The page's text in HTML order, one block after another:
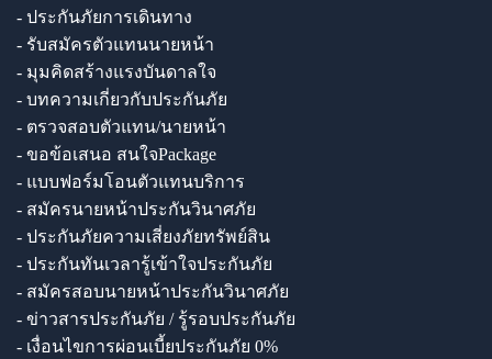
- ประกันภัยการเดินทาง
- รับสมัครตัวแทนนายหน้า
- มุมคิดสร้างแรงบันดาลใจ
- บทความเกี่ยวกับประกันภัย
- ตรวจสอบตัวแทน/นายหน้า
- ขอข้อเสนอ สนใจPackage
- แบบฟอร์มโอนตัวแทนบริการ
- สมัครนายหน้าประกันวินาศภัย
- ประกันภัยความเสี่ยงภัยทรัพย์สิน
- ประกันทันเวลารู้เข้าใจประกันภัย
- สมัครสอบนายหน้าประกันวินาศภัย
- ข่าวสารประกันภัย / รู้รอบประกันภัย
- เงื่อนไขการผ่อนเบี้ยประกันภัย 0%